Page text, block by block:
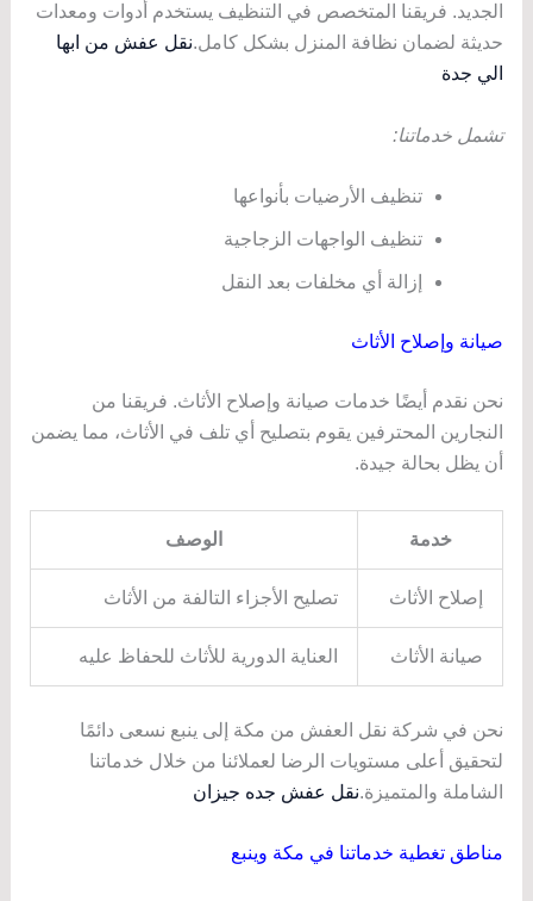
الجديد. فريقنا المتخصص في التنظيف يستخدم أدوات ومعدات
حديثة لضمان نظافة المنزل بشكل كامل.نقل عفش من ابها
الي جدة
تشمل خدماتنا:
تنظيف الأرضيات بأنواعها
تنظيف الواجهات الزجاجية
إزالة أي مخلفات بعد النقل
صيانة وإصلاح الأثاث
نحن نقدم أيضًا خدمات صيانة وإصلاح الأثاث. فريقنا من
النجارين المحترفين يقوم بتصليح أي تلف في الأثاث، مما يضمن
أن يظل بحالة جيدة.
خدمة الوصف
إصلاح الأثاث تصليح الأجزاء التالفة من الأثاث
صيانة الأثاث العناية الدورية للأثاث للحفاظ عليه
نحن في شركة نقل العفش من مكة إلى ينبع نسعى دائمًا
لتحقيق أعلى مستويات الرضا لعملائنا من خلال خدماتنا
الشاملة والمتميزة.نقل عفش جده جيزان
مناطق تغطية خدماتنا في مكة وينبع